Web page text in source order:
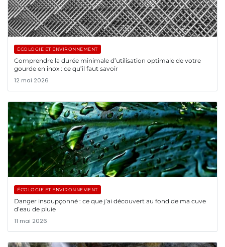
ÉCOLOGIE ET ENVIRONNEMENT
Comprendre la durée minimale d’utilisation optimale de votre
gourde en inox : ce qu’il faut savoir
12 mai 2026
ÉCOLOGIE ET ENVIRONNEMENT
Danger insoupçonné : ce que j’ai découvert au fond de ma cuve
d’eau de pluie
11 mai 2026